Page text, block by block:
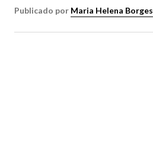
Publicado por Maria Helena Borges